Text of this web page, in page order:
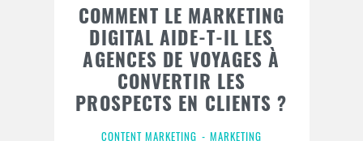
COMMENT LE MARKETING
DIGITAL AIDE-T-IL LES
AGENCES DE VOYAGES À
CONVERTIR LES
PROSPECTS EN CLIENTS ?
CONTENT MARKETING MARKETING